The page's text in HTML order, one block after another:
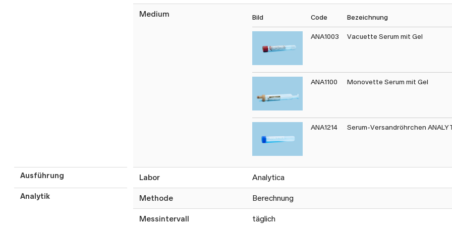
Medium Bild Code Bezeichnung
ANA1003 Vacuette Serum mit Gel
ANA1100 Monovette Serum mit Gel
ANA1214 Serum-Versandröhrchen
Ausführung Labor Analytica
Analytik Methode Berechnung
Messintervall täglich